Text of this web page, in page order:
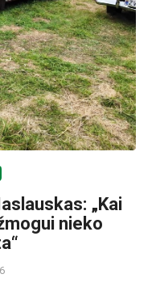
„Kai
nieko